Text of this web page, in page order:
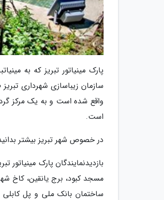
سازمان زیباسازی شهرداری
واقع شده است و به یک مرکز
است.
در خصوص شهر تبریز بیشتر
بازدیدنمایندگان پارک
مسجد کبود، برج یانقین، کاخ
ساختمان بانک ملی و پل